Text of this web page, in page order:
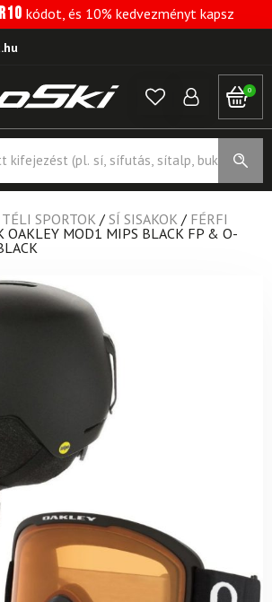
kódot, és 10% kedvezményt kapsz
0
TÉLI SPORTOK / SÍ SISAKOK / FÉRFI
OAKLEY MOD1 MIPS BLACK FP & O-